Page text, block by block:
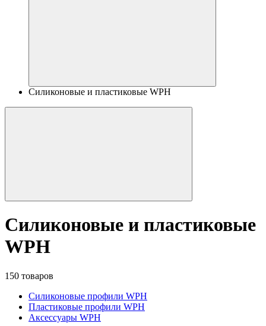
Силиконовые и пластиковые WPH
Силиконовые и пластиковые
WPH
150 товаров
Силиконовые профили WPH
Пластиковые профили WPH
Аксессуары WPH